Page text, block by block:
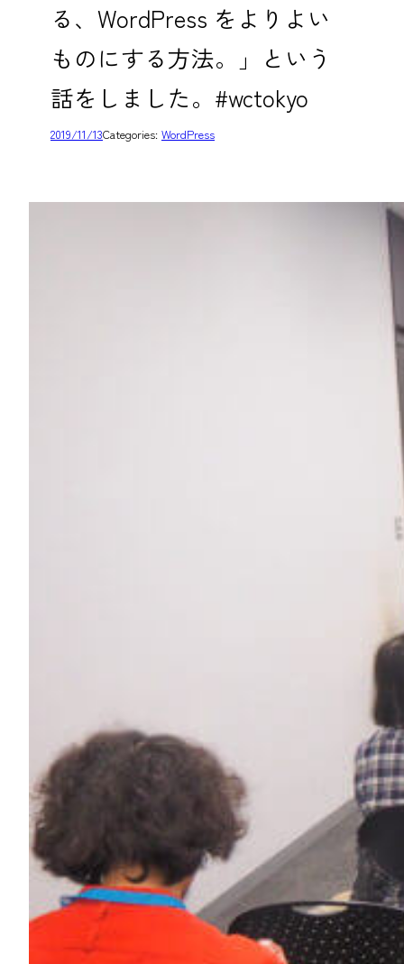
る、WordPress をよりよい
ものにする方法。」という
話をしました。#wctokyo
2019/11/13Categories: WordPress